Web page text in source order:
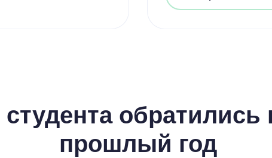
студента обратились
прошлый год